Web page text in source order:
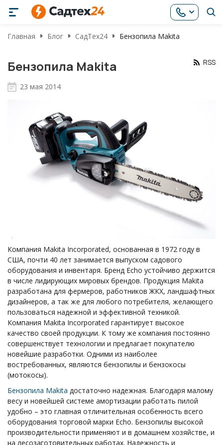
Главная Блог СадТех24 Бензопила Makita
Бензопила Makita RSS
23 мая 2014
Компания Makita Incorporated, основанная в 1972 году в
США, почти 40 лет занимается выпуском садового
оборудования и инвентаря. Бренд Echo устойчиво держится
в числе лидирующих мировых брендов. Продукция Makita
разработана для фермеров, работников ЖКХ, ландшафтных
дизайнеров, а так же для любого потребителя, желающего
пользоваться надежной и эффективной техникой.
Компания Makita Incorporated гарантирует высокое
качество своей продукции. К тому же компания постоянно
совершенствует технологии и предлагает покупателю
новейшие разработки. Одними из наиболее
востребованных, являются бензопилы и бензокосы
(мотокосы).
Бензопила Makita достаточно надежная. Благодаря малому
весу и новейшей системе амортизации работать пилой
удобно – это главная отличительная особенность всего
оборудования торговой марки Еcho. Бензопилы высокой
производительности применяют и в домашнем хозяйстве, и
на лесозаготовительных работах. Надежность и